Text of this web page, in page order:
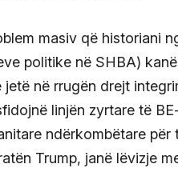
masiv që historiani
politike në SHBA)
jetë në rrugën drejt
linjën zyrtare të
ndërkombëtare
Trump, janë lëvizje